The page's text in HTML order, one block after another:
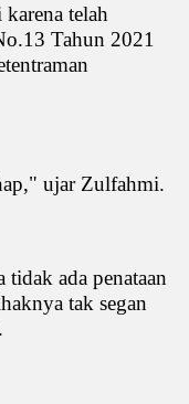
telah
Tahun 2021
ujar Zulfahmi.
tidak ada penataan
tak segan